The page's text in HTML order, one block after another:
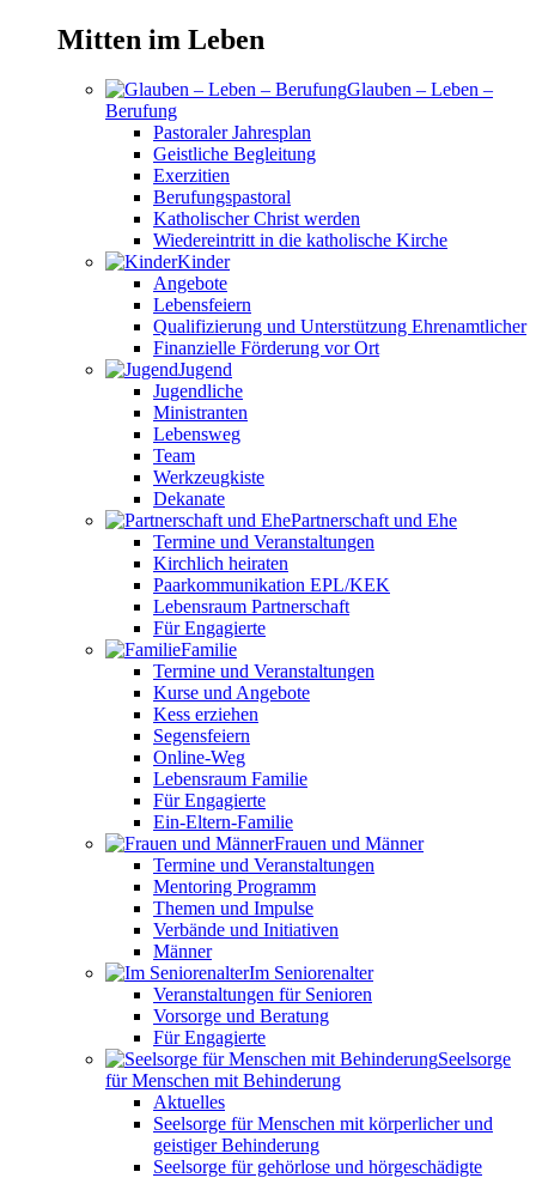
Mitten im Leben
Glauben – Leben –
Berufung
Pastoraler Jahresplan
Geistliche Begleitung
Exerzitien
Berufungspastoral
Katholischer Christ werden
Wiedereintritt in die katholische Kirche
Kinder
Angebote
Lebensfeiern
Qualifizierung und Unterstützung Ehrenamtlicher
Finanzielle Förderung vor Ort
Jugend
Jugendliche
Ministranten
Lebensweg
Team
Werkzeugkiste
Dekanate
Partnerschaft und Ehe
Termine und Veranstaltungen
Kirchlich heiraten
Paarkommunikation EPL/KEK
Lebensraum Partnerschaft
Für Engagierte
Familie
Termine und Veranstaltungen
Kurse und Angebote
Kess erziehen
Segensfeiern
Online-Weg
Lebensraum Familie
Für Engagierte
Ein-Eltern-Familie
Frauen und Männer
Termine und Veranstaltungen
Mentoring Programm
Themen und Impulse
Verbände und Initiativen
Männer
Im Seniorenalter
Veranstaltungen für Senioren
Vorsorge und Beratung
Für Engagierte
Seelsorge
für Menschen mit Behinderung
Aktuelles
Seelsorge für Menschen mit körperlicher und
geistiger Behinderung
Seelsorge für gehörlose und hörgeschädigte